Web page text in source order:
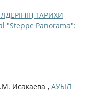
ТАРИХИ
"Steppe Panorama":
Исакаева , АУЫЛ